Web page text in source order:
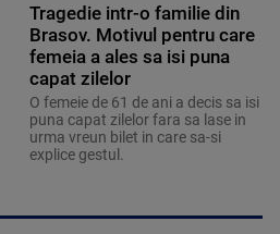
Tragedie intr-o familie din
Brasov. Motivul pentru care
femeia a ales sa isi puna
capat zilelor
O femeie de 61 de ani a decis sa isi
puna capat zilelor fara sa lase in
urma vreun bilet in care sa-si
explice gestul.